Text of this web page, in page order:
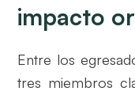
impacto
Entre los
tres miembros